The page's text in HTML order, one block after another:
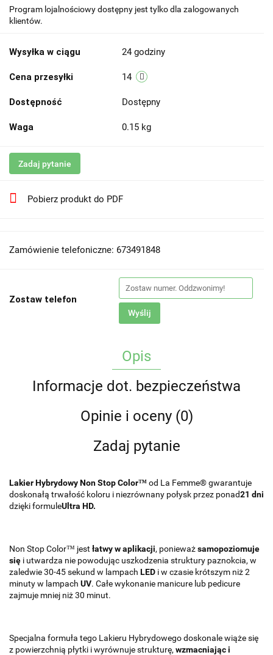
Program lojalnościowy dostępny jest tylko dla zalogowanych
klientów.
Wysyłka w ciągu 24 godziny
Cena przesyłki 14
Dostępność Dostępny
Waga 0.15 kg
Zadaj pytanie
Pobierz produkt do PDF
Zamówienie telefoniczne: 673491848
Zostaw telefon
Wyślij
Opis
Informacje dot. bezpieczeństwa
Opinie i oceny (0)
Zadaj pytanie
Lakier Hybrydowy Non Stop Color™od La Femme® gwarantuje
doskonałą trwałość koloru i niezrównany połysk przez ponad21 dni
dzięki formuleUltra HD.
Non Stop Color™ jest łatwy w aplikacji, ponieważsamopoziomuje
się i utwardza nie powodując uszkodzenia struktury paznokcia, w
zaledwie 30-45 sekund w lampach LED i w czasie krótszym niż 2
minuty w lampach UV. Całe wykonanie manicure lub pedicure
zajmuje mniej niż 30 minut.
Specjalna formuła tego Lakieru Hybrydowego doskonale wiąże się
z powierzchnią płytki i wyrównuje strukturę, wzmacniając i